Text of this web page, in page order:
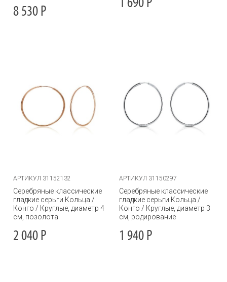
8 530 Р
1 690 Р
АРТИКУЛ 31152132
Серебряные классические
гладкие серьги Кольца /
Конго / Круглые, диаметр 4
см, позолота
2 040 Р
АРТИКУЛ 31150297
Серебряные классические
гладкие серьги Кольца /
Конго / Круглые, диаметр 3
см, родирование
1 940 Р